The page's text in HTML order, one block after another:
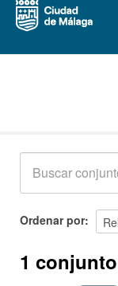
Acerca de
Ordenar por
1